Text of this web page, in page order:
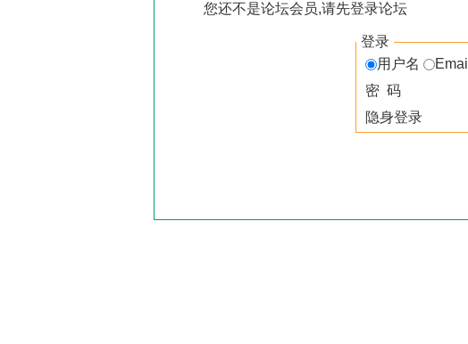
您还不是论坛会员,请先登录论坛
登录
用户名
Email
密 码
隐身登录